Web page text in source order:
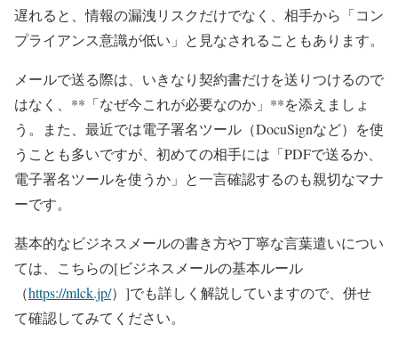
遅れると、情報の漏洩リスクだけでなく、相手から「コン
プライアンス意識が低い」と見なされることもあります。
メールで送る際は、いきなり契約書だけを送りつけるので
はなく、**「なぜ今これが必要なのか」**を添えましょ
う。また、最近では電子署名ツール（DocuSignなど）を使
うことも多いですが、初めての相手には「PDFで送るか、
電子署名ツールを使うか」と一言確認するのも親切なマナ
ーです。
基本的なビジネスメールの書き方や丁寧な言葉遣いについ
ては、こちらの[ビジネスメールの基本ルール
（https://mlck.jp/）]でも詳しく解説していますので、併せ
て確認してみてください。